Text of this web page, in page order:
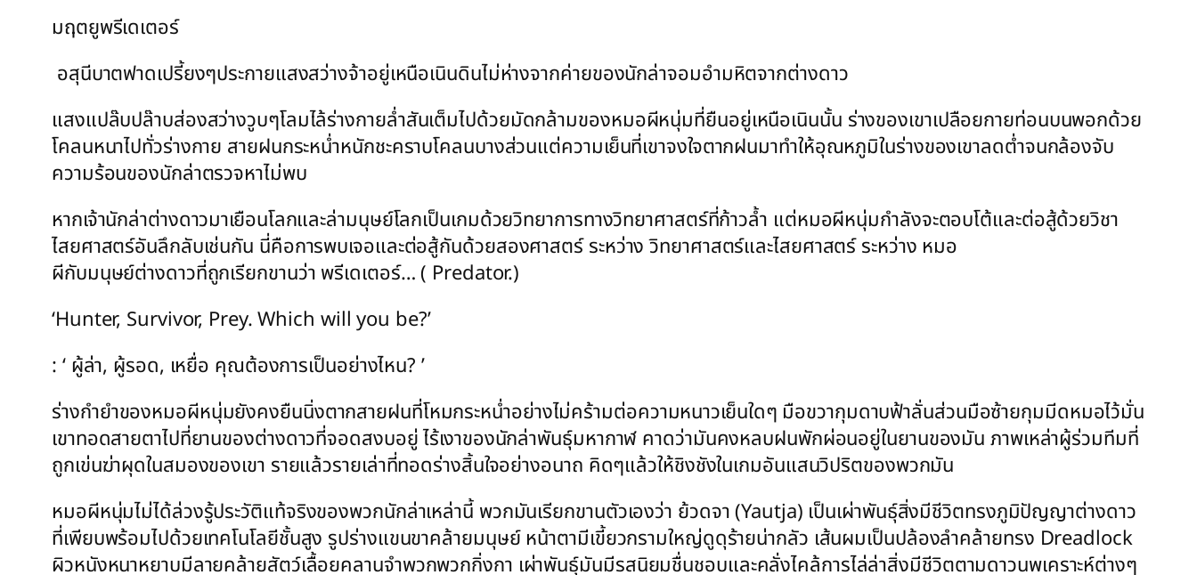
มฤตยูพรีเดเตอร์
อสุนีบาตฟาดเปรี้ยงๆประกายแสงสว่างจ้าอยู่เหนือเนินดินไม่ห่างจากค่ายของนักล่าจอมอำมหิตจากต่างดาว
แสงแปล๊บปล๊าบส่องสว่างวูบๆโลมไล้ร่างกายล่ำสันเต็มไปด้วยมัดกล้ามของหมอผีหนุ่มที่ยืนอยู่เหนือเนินนั้น ร่างของเขาเปลือยกายท่อนบนพอกด้วย
โคลนหนาไปทั่วร่างกาย สายฝนกระหน่ำหนักชะคราบโคลนบางส่วนแต่ความเย็นที่เขาจงใจตากฝนมาทำให้อุณหภูมิในร่างของเขาลดต่ำจนกล้องจับ
ความร้อนของนักล่าตรวจหาไม่พบ
หากเจ้านักล่าต่างดาวมาเยือนโลกและล่ามนุษย์โลกเป็นเกมด้วยวิทยาการทางวิทยาศาสตร์ที่ก้าวล้ำ แต่หมอผีหนุ่มกำลังจะตอบโต้และต่อสู้ด้วยวิชา
ไสยศาสตร์อันลึกลับเช่นกัน นี่คือการพบเจอและต่อสู้กันด้วยสองศาสตร์ ระหว่าง วิทยาศาสตร์และไสยศาสตร์ ระหว่าง หมอ
ผีกับมนุษย์ต่างดาวที่ถูกเรียกขานว่า พรีเดเตอร์… ( Predator.)
‘Hunter, Survivor, Prey. Which will you be?’
: ‘ ผู้ล่า, ผู้รอด, เหยื่อ คุณต้องการเป็นอย่างไหน? ’
ร่างกำยำของหมอผีหนุ่มยังคงยืนนิ่งตากสายฝนที่โหมกระหน่ำอย่างไม่คร้ามต่อความหนาวเย็นใดๆ มือขวากุมดาบฟ้าลั่นส่วนมือซ้ายกุมมีดหมอไว้มั่น
เขาทอดสายตาไปที่ยานของต่างดาวที่จอดสงบอยู่ ไร้เงาของนักล่าพันธุ์มหากาฬ คาดว่ามันคงหลบฝนพักผ่อนอยู่ในยานของมัน ภาพเหล่าผู้ร่วมทีมที่
ถูกเข่นฆ่าผุดในสมองของเขา รายแล้วรายเล่าที่ทอดร่างสิ้นใจอย่างอนาถ คิดๆแล้วให้ชิงชังในเกมอันแสนวิปริตของพวกมัน
หมอผีหนุ่มไม่ได้ล่วงรู้ประวัติแท้จริงของพวกนักล่าเหล่านี้ พวกมันเรียกขานตัวเองว่า ย้วดจา (Yautja) เป็นเผ่าพันธุ์สิ่งมีชีวิตทรงภูมิปัญญาต่างดาว
ที่เพียบพร้อมไปด้วยเทคโนโลยีชั้นสูง รูปร่างแขนขาคล้ายมนุษย์ หน้าตามีเขี้ยวกรามใหญ่ดูดุร้ายน่ากลัว เส้นผมเป็นปล้องลำคล้ายทรง Dreadlock
ผิวหนังหนาหยาบมีลายคล้ายสัตว์เลื้อยคลานจำพวกพวกกิ่งกา เผ่าพันธุ์มันมีรสนิยมชื่นชอบและคลั่งไคล้การไล่ล่าสิ่งมีชีวิตตามดาวนพเคราะห์ต่างๆ